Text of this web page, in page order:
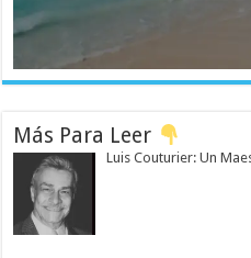
Más Para Leer
Luis Couturier: Un